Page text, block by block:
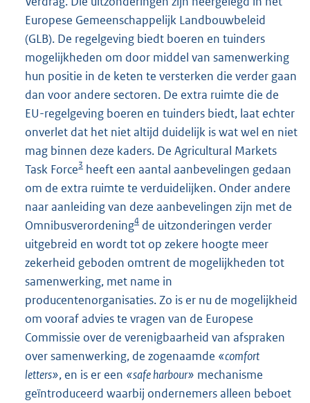
Europese Gemeenschappelijk Landbouwbeleid
(GLB). De regelgeving biedt boeren en tuinders
mogelijkheden om door middel van samenwerking
hun positie in de keten te versterken die verder gaan
dan voor andere sectoren. De extra ruimte die de
EU-regelgeving boeren en tuinders biedt, laat echter
onverlet dat het niet altijd duidelijk is wat wel en niet
mag binnen deze kaders. De Agricultural Markets
Task Force3 heeft een aantal aanbevelingen gedaan
om de extra ruimte te verduidelijken. Onder andere
naar aanleiding van deze aanbevelingen zijn met de
Omnibusverordening4 de uitzonderingen verder
uitgebreid en wordt tot op zekere hoogte meer
zekerheid geboden omtrent de mogelijkheden tot
samenwerking, met name in
producentenorganisaties. Zo is er nu de mogelijkheid
om vooraf advies te vragen van de Europese
Commissie over de verenigbaarheid van afspraken
over samenwerking, de zogenaamde «comfort
letters», en is er een «safe harbour» mechanisme
geïntroduceerd waarbij ondernemers alleen beboet